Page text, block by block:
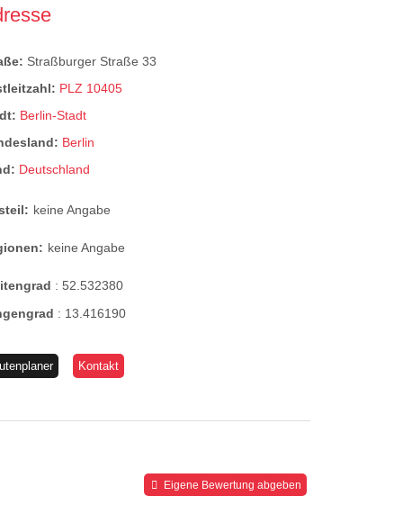
Straßburger Straße 33
PLZ 10405
Berlin-Stadt
Berlin
Deutschland
keine Angabe
keine Angabe
:52.532380
: 13.416190
Kontakt
Eigene Bewertung abgeben